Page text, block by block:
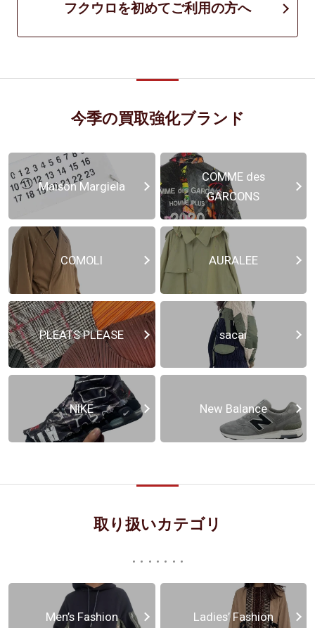
フクウロを初めてご利用の方へ
今季の買取強化ブランド
Maison Margiela
COMME des
GARCONS
COMOLI AURALEE
PLEATS PLEASE sacai
NIKE New Balance
取り扱いカテゴリ
Men’s Fashion Ladies’ Fashion